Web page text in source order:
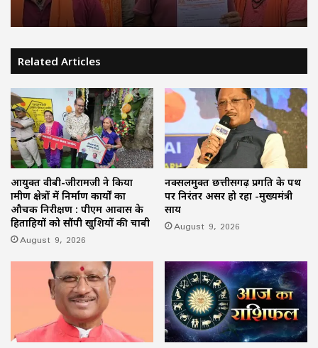
Related Articles
आयुक्त वीबी-जीरामजी ने किया
ग्रामीण क्षेत्रों में निर्माण कार्यों का
औचक निरीक्षण : पीएम आवास के
हितग्राहियों को सौंपी खुशियों की चाबी
August 9, 2026
नक्सलमुक्त छत्तीसगढ़ प्रगति के पथ
पर निरंतर अग्रसर हो रहा -मुख्यमंत्री
साय
August 9, 2026